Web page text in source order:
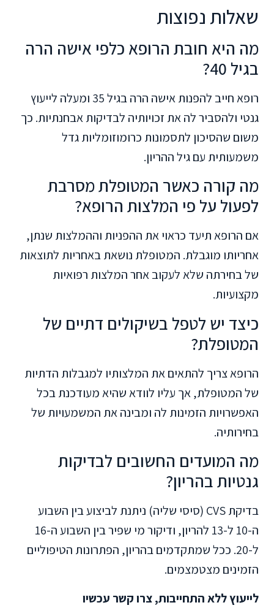
שאלות נפוצות
מה היא חובת הרופא כלפי אישה הרה
בגיל 40?
רופא חייב להפנות אישה הרה בגיל 35 ומעלה לייעוץ
גנטי ולהסביר לה את זכויותיה לבדיקות אבחנתיות. כך
משום שהסיכון לתסמונות כרומוזומליות גדל
משמעותית עם גיל ההריון.
מה קורה כאשר המטופלת מסרבת
לפעול על פי המלצות הרופא?
אם הרופא תיעד כראוי את ההפניות וההמלצות שנתן,
אחריותו מוגבלת. המטופלת נושאת באחריות לתוצאות
של בחירתה שלא לעקוב אחר המלצות רפואיות
מקצועיות.
כיצד יש לטפל בשיקולים דתיים של
המטופלת?
הרופא צריך להתאים את המלצותיו למגבלות הדתיות
של המטופלת, אך עליו לוודא שהיא מעודכנת בכל
האפשרויות הזמינות לה ומבינה את המשמעויות של
בחירותיה.
מה המועדים החשובים לבדיקות
גנטיות בהריון?
בדיקת CVS (סיסי שליה) ניתנת לביצוע בין השבוע
ה-10 ל-13 להריון, ודיקור מי שפיר בין השבוע ה-16
ל-20. ככל שמתקדמים בהריון, הפתרונות הטיפוליים
הזמינים מצטמצמים.
לייעוץ ללא התחייבות, צרו קשר עכשיו